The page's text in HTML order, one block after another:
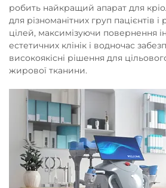
робить найкращий апарат для
для різноманітних груп пацієнтів і
цілей, максимізуючи повернення
естетичних клінік і водночас
високоякісні рішення для
жирової тканини.